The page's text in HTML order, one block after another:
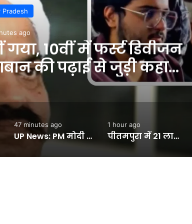
Sports
32 minutes ago
SL: ग्रुप-1 से ग्रुप-4 तक…,
का स्पेशल 'फील्डिंग प्लान'
रहा तैयार #INA
UP News: PM मोदी का नया Insta वीडियो, इस बार दिया स्वदेशी का संदेश – INA
1 hour ago 2 hours ago